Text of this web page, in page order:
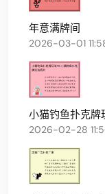
年意满牌间
2026-03-01
小猫钓鱼扑克牌
2026-02-28